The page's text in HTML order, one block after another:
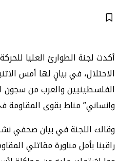
أكدت لجنة الطوارئ العليا
الاحتلال، في بيانٍ لها أمس
الفلسطينيين والعرب من سجون
وانساني” مناط بقوى
وقالت اللجنة في بيان صحفي
راقبنا بأمل مناورة مقاتلي